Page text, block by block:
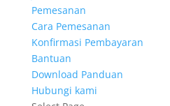
Pemesanan
Cara Pemesanan
Konfirmasi Pembayaran
Bantuan
Download Panduan
Hubungi kami